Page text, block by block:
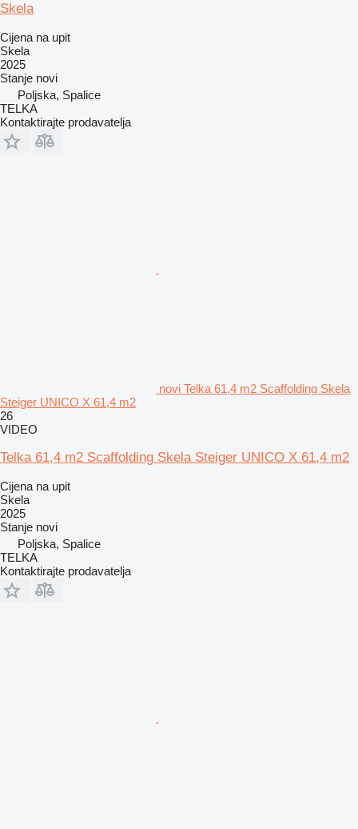
Skela
Cijena na upit
Skela
2025
Stanje novi
Poljska, Spalice
TELKA
Kontaktirajte prodavatelja
novi Telka 61,4 m2 Scaffolding Skela
Steiger UNICO X 61,4 m2
26
VIDEO
Telka 61,4 m2 Scaffolding Skela Steiger UNICO X 61,4 m2
Cijena na upit
Skela
2025
Stanje novi
Poljska, Spalice
TELKA
Kontaktirajte prodavatelja